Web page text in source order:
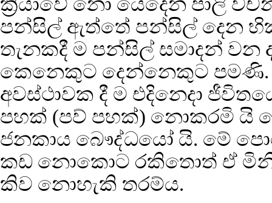
පන්සිල් ඇත්තේ පන්සිල් දෙන
තැනකදී ම පන්සිල් සමාදන් වන
කෙනෙකුට දෙන්නෙකුට පමණි.
අවස්ථාවක දී ම එදිනෙදා
පහක් (පව් පහක්) නොකරමි යි
ජනකාය බෞද්ධයෝ යි. මේ
කඩ නොකොට රකිතොත් ඒ
කිව නොහැකි තරම්ය.